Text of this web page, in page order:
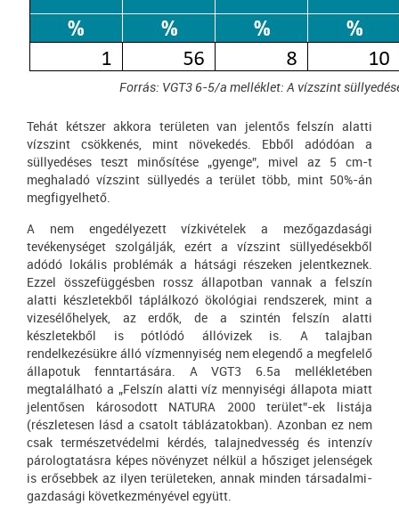
Forrás: VGT3 6-5/a melléklet: A vízszint
Tehát kétszer akkora területen van jelentős felszín alatti
vízszint csökkenés, mint növekedés. Ebből adódóan a
süllyedéses teszt minősítése „gyenge”, mivel az 5 cm-t
meghaladó vízszint süllyedés a terület több, mint 50%-án
megfigyelhető.
A nem engedélyezett vízkivételek a mezőgazdasági
tevékenységet szolgálják, ezért a vízszint süllyedésekből
adódó lokális problémák a hátsági részeken jelentkeznek.
Ezzel összefüggésben rossz állapotban vannak a felszín
alatti készletekből táplálkozó ökológiai rendszerek, mint a
vizesélőhelyek, az erdők, de a szintén felszín alatti
készletekből is pótlódó állóvizek is. A talajban
rendelkezésükre álló vízmennyiség nem elegendő a megfelelő
állapotuk fenntartására. A VGT3 6.5a mellékletében
megtalálható a „Felszín alatti víz mennyiségi állapota miatt
jelentősen károsodott NATURA 2000 terület”-ek listája
(részletesen lásd a csatolt táblázatokban). Azonban ez nem
csak természetvédelmi kérdés, talajnedvesség és intenzív
párologtatásra képes növényzet nélkül a hősziget jelenségek
is erősebbek az ilyen területeken, annak minden társadalmi-
gazdasági következményével együtt.